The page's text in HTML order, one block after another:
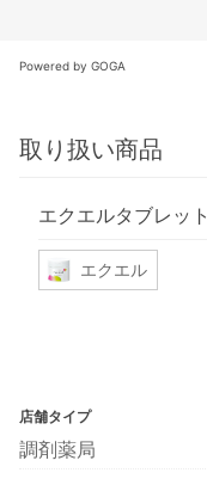
Powered by GOGA
取り扱い商品
エクエルタブレット
エクエル
店舗タイプ
調剤薬局